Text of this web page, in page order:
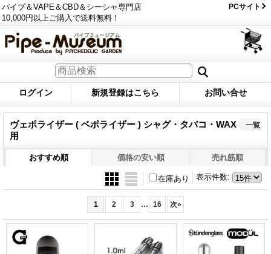
パイプ＆VAPE＆CBD＆シーシャ専門店
10,000円以上ご購入で送料無料！
PCサイト
ログイン 新規登録はこちら お問い合せ
ヴェポライザー ( ベポライザー ) シャグ・タバコ・WAX
用
一覧
おすすめ順 価格の安い順 売れ筋順
表示件数:
在庫あり
1 2 3 ... 16 次»